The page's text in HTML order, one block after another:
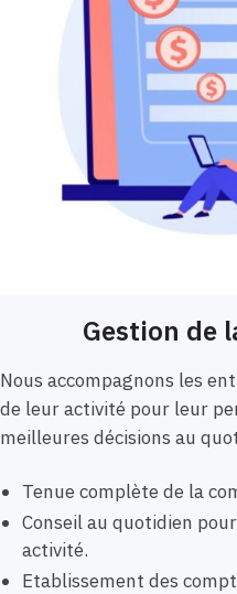
Gestion de
Nous accompagnons les
de leur activité pour leur
meilleures décisions au
Tenue complète de la
Conseil au quotidien
activité.
Etablissement des